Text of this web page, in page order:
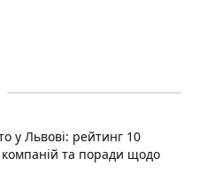
у Львові: рейтинг 10
та поради щодо